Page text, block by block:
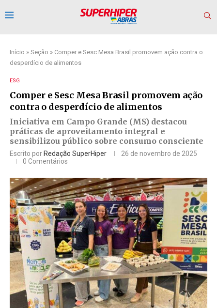
Início » Seção » Comper e Sesc Mesa Brasil promovem ação contra o
desperdício de alimentos
ESG
Comper e Sesc Mesa Brasil promovem ação
contra o desperdício de alimentos
Iniciativa em Campo Grande (MS) destacou
práticas de aproveitamento integral e
sensibilizou público sobre consumo consciente
Escrito porRedação SuperHiper
26 de novembro de 2025
0 Comentários